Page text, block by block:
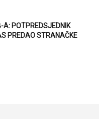
A: POTPREDSJEDNIK
PREDAO STRANAČKE